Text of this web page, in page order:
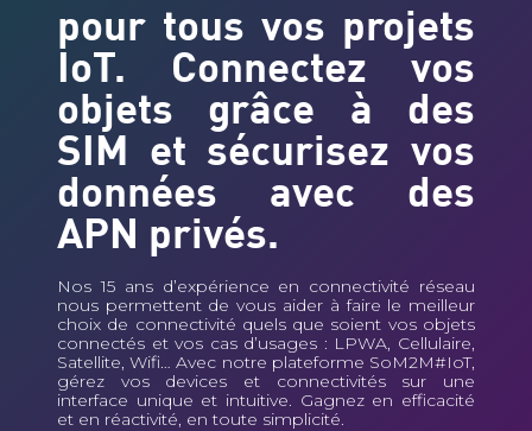
pour tous vos projets
IoT. Connectez vos
objets grâce à des
SIM et sécurisez vos
données avec des
APN privés.
Nos 15 ans d’expérience en connectivité réseau
nous permettent de vous aider à faire le meilleur
choix de connectivité quels que soient vos objets
connectés et vos cas d’usages : LPWA, Cellulaire,
Satellite, Wifi… Avec notre plateforme SoM2M#IoT,
gérez vos devices et connectivités sur une
interface unique et intuitive. Gagnez en efficacité
et en réactivité, en toute simplicité.